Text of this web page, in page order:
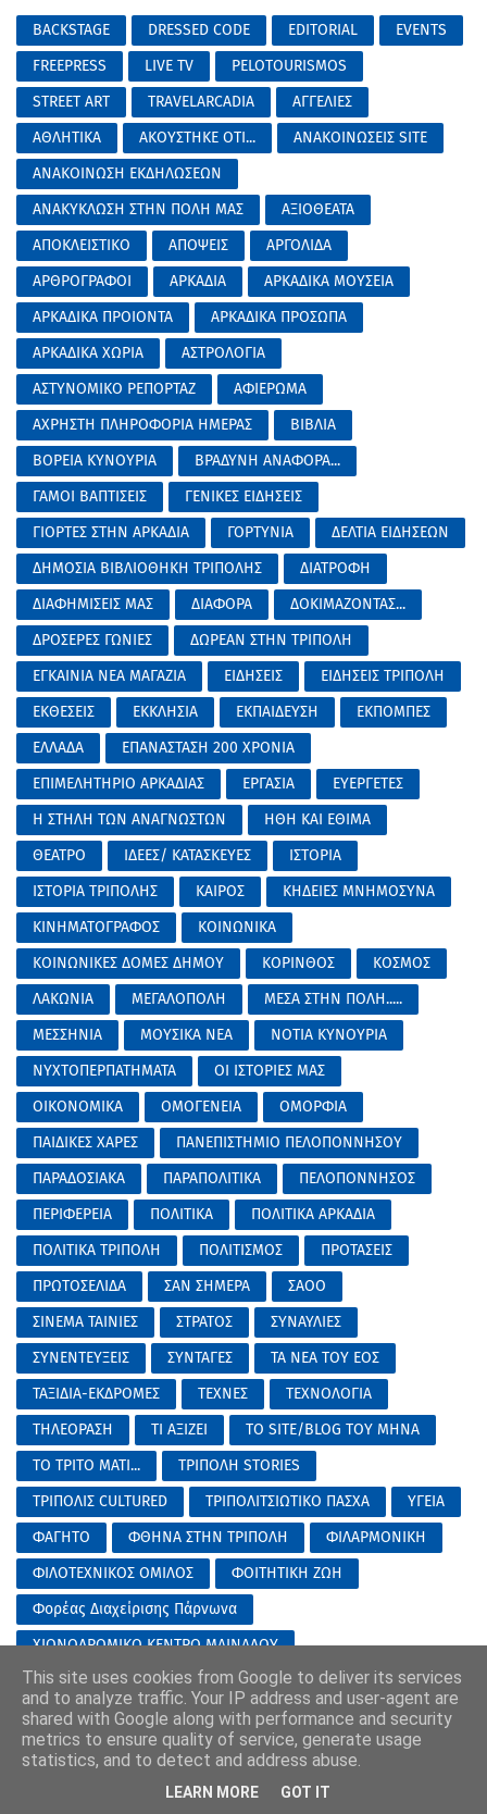
BACKSTAGE DRESSED CODE EDITORIAL
EVENTS
FREEPRESS
LIVE TV
PELOTOURISMOS
STREET ART
TRAVELARCADIA
ΑΓΓΕΛΙΕΣ
ΑΘΛΗΤΙΚΑ
ΑΚΟΥΣΤΗΚΕ ΟΤΙ...
ΑΝΑΚΟΙΝΩΣΕΙΣ SITE
ΑΝΑΚΟΙΝΩΣΗ ΕΚΔΗΛΩΣΕΩΝ
ΑΝΑΚΥΚΛΩΣΗ ΣΤΗΝ ΠΟΛΗ ΜΑΣ
ΑΞΙΟΘΕΑΤΑ
ΑΠΟΚΛΕΙΣΤΙΚΟ
ΑΠΟΨΕΙΣ
ΑΡΓΟΛΙΔΑ
ΑΡΘΡΟΓΡΑΦΟΙ
ΑΡΚΑΔΙΑ
ΑΡΚΑΔΙΚΑ ΜΟΥΣΕΙΑ
ΑΡΚΑΔΙΚΑ ΠΡΟΙΟΝΤΑ
ΑΡΚΑΔΙΚΑ ΠΡΟΣΩΠΑ
ΑΡΚΑΔΙΚΑ ΧΩΡΙΑ
ΑΣΤΡΟΛΟΓΙΑ
ΑΣΤΥΝΟΜΙΚΟ ΡΕΠΟΡΤΑΖ
ΑΦΙΕΡΩΜΑ
ΑΧΡΗΣΤΗ ΠΛΗΡΟΦΟΡΙΑ ΗΜΕΡΑΣ
ΒΙΒΛΙΑ
ΒΟΡΕΙΑ ΚΥΝΟΥΡΙΑ
ΒΡΑΔΥΝΗ ΑΝΑΦΟΡΑ...
ΓΑΜΟΙ ΒΑΠΤΙΣΕΙΣ
ΓΕΝΙΚΕΣ ΕΙΔΗΣΕΙΣ
ΓΙΟΡΤΕΣ ΣΤΗΝ ΑΡΚΑΔΙΑ
ΓΟΡΤΥΝΙΑ
ΔΕΛΤΙΑ ΕΙΔΗΣΕΩΝ
ΔΗΜΟΣΙΑ ΒΙΒΛΙΟΘΗΚΗ ΤΡΙΠΟΛΗΣ
ΔΙΑΤΡΟΦΗ
ΔΙΑΦΗΜΙΣΕΙΣ ΜΑΣ
ΔΙΑΦΟΡΑ
ΔΟΚΙΜΑΖΟΝΤΑΣ...
ΔΡΟΣΕΡΕΣ ΓΩΝΙΕΣ
ΔΩΡΕΑΝ ΣΤΗΝ ΤΡΙΠΟΛΗ
ΕΓΚΑΙΝΙΑ ΝΕΑ ΜΑΓΑΖΙΑ
ΕΙΔΗΣΕΙΣ
ΕΙΔΗΣΕΙΣ ΤΡΙΠΟΛΗ
ΕΚΘΕΣΕΙΣ
ΕΚΚΛΗΣΙΑ ΕΚΠΑΙΔΕΥΣΗ
ΕΚΠΟΜΠΕΣ
ΕΛΛΑΔΑ
ΕΠΑΝΑΣΤΑΣΗ 200 ΧΡΟΝΙΑ
ΕΠΙΜΕΛΗΤΗΡΙΟ ΑΡΚΑΔΙΑΣ
ΕΡΓΑΣΙΑ
ΕΥΕΡΓΕΤΕΣ
Η ΣΤΗΛΗ ΤΩΝ ΑΝΑΓΝΩΣΤΩΝ
ΗΘΗ ΚΑΙ ΕΘΙΜΑ
ΘΕΑΤΡΟ
ΙΔΕΕΣ/ ΚΑΤΑΣΚΕΥΕΣ
ΙΣΤΟΡΙΑ
ΙΣΤΟΡΙΑ ΤΡΙΠΟΛΗΣ
ΚΑΙΡΟΣ
ΚΗΔΕΙΕΣ ΜΝΗΜΟΣΥΝΑ
ΚΙΝΗΜΑΤΟΓΡΑΦΟΣ
ΚΟΙΝΩΝΙΚΑ
ΚΟΙΝΩΝΙΚΕΣ ΔΟΜΕΣ ΔΗΜΟΥ
ΚΟΡΙΝΘΟΣ
ΚΟΣΜΟΣ
ΛΑΚΩΝΙΑ
ΜΕΓΑΛΟΠΟΛΗ
ΜΕΣΑ ΣΤΗΝ ΠΟΛΗ.....
ΜΕΣΣΗΝΙΑ
ΜΟΥΣΙΚΑ ΝΕΑ
ΝΟΤΙΑ ΚΥΝΟΥΡΙΑ
ΝΥΧΤΟΠΕΡΠΑΤΗΜΑΤΑ
ΟΙ ΙΣΤΟΡΙΕΣ ΜΑΣ
ΟΙΚΟΝΟΜΙΚΑ
ΟΜΟΓΕΝΕΙΑ
ΟΜΟΡΦΙΑ
ΠΑΙΔΙΚΕΣ ΧΑΡΕΣ
ΠΑΝΕΠΙΣΤΗΜΙΟ ΠΕΛΟΠΟΝΝΗΣΟΥ
ΠΑΡΑΔΟΣΙΑΚΑ
ΠΑΡΑΠΟΛΙΤΙΚΑ
ΠΕΛΟΠΟΝΝΗΣΟΣ
ΠΕΡΙΦΕΡΕΙΑ
ΠΟΛΙΤΙΚΑ
ΠΟΛΙΤΙΚΑ ΑΡΚΑΔΙΑ
ΠΟΛΙΤΙΚΑ ΤΡΙΠΟΛΗ
ΠΟΛΙΤΙΣΜΟΣ
ΠΡΟΤΑΣΕΙΣ
ΠΡΩΤΟΣΕΛΙΔΑ
ΣΑΝ ΣΗΜΕΡΑ
ΣΑΟΟ
ΣΙΝΕΜΑ ΤΑΙΝΙΕΣ
ΣΤΡΑΤΟΣ
ΣΥΝΑΥΛΙΕΣ
ΣΥΝΕΝΤΕΥΞΕΙΣ
ΣΥΝΤΑΓΕΣ
ΤΑ ΝΕΑ ΤΟΥ ΕΟΣ
ΤΑΞΙΔΙΑ-ΕΚΔΡΟΜΕΣ
ΤΕΧΝΕΣ
ΤΕΧΝΟΛΟΓΙΑ
ΤΗΛΕΟΡΑΣΗ
ΤΙ ΑΞΙΖΕΙ
ΤΟ SITE/BLOG ΤΟΥ ΜΗΝΑ
ΤΟ ΤΡΙΤΟ ΜΑΤΙ...
ΤΡΙΠΟΛΗ STORIES
ΤΡΙΠΟΛΙΣ CULTURED
ΤΡΙΠΟΛΙΤΣΙΩΤΙΚΟ ΠΑΣΧΑ
ΥΓΕΙΑ
ΦΑΓΗΤΟ
ΦΘΗΝΑ ΣΤΗΝ ΤΡΙΠΟΛΗ
ΦΙΛΑΡΜΟΝΙΚΗ
ΦΙΛΟΤΕΧΝΙΚΟΣ ΟΜΙΛΟΣ
ΦΟΙΤΗΤΙΚΗ ΖΩΗ
Φορέας Διαχείρισης Πάρνωνα
ΧΙΟΝΟΔΡΟΜΙΚΟ ΚΕΝΤΡΟ ΜΑΙΝΑΛΟΥ
ΧΟΡΗΓΟΣ ΕΠΙΚΟΙΝΩΝΙΑΣ
ΨΥΧΟΛΟΓΙΑ
ΩΡΑ ΓΙΑ ΣΧΟΛΕΙΟ...(ΓΙΑ ΜΕΓΑΛΟΥΣ ΚΑΙ ΜΙΚΡΟΥΣ)
φεστιβάλ ) στις 17-18-19/7/2026..
This site uses cookies from Google to deliver its services
and to analyze traffic. Your IP address and user-agent are
shared with Google along with performance and security
metrics to ensure quality of service, generate usage
statistics, and to detect and address abuse.
LEARN MORE GOT IT